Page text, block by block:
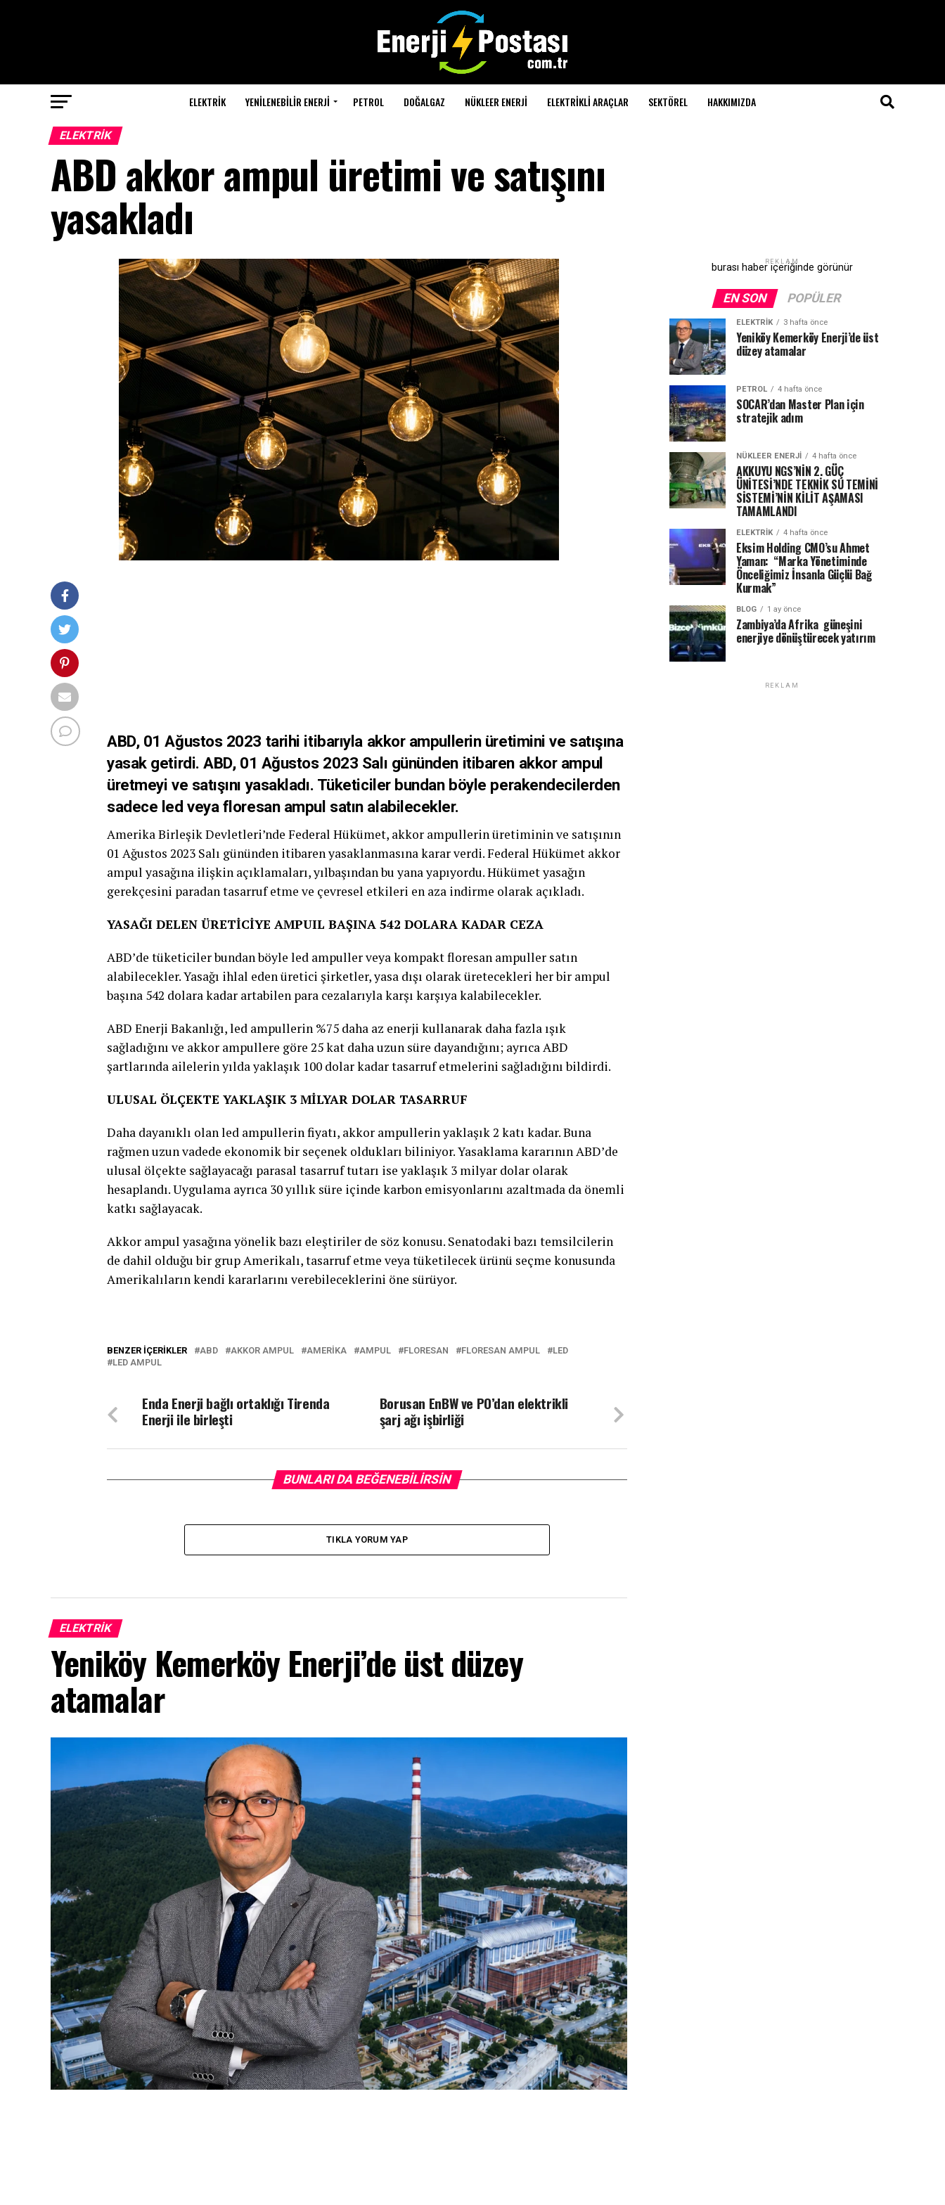
ELEKTRİK YENILENEBILIR ENERJI PETROL DOĞALGAZ NÜKLEER ENERJI ELEKTRIKLI ARAÇLAR SEKTÖREL HAKKIMIZDA
ELEKTRİK
ABD akkor ampul üretimi ve satışını
yasakladı
ABD, 01 Ağustos 2023 tarihi itibarıyla akkor ampullerin üretimini ve satışına
yasak getirdi. ABD, 01 Ağustos 2023 Salı gününden itibaren akkor ampul
üretmeyi ve satışını yasakladı. Tüketiciler bundan böyle perakendecilerden
sadece led veya floresan ampul satın alabilecekler.
Amerika Birleşik Devletleri’nde Federal Hükümet, akkor ampullerin üretiminin ve satışının
01 Ağustos 2023 Salı gününden itibaren yasaklanmasına karar verdi. Federal Hükümet akkor
ampul yasağına ilişkin açıklamaları, yılbaşından bu yana yapıyordu. Hükümet yasağın
gerekçesini paradan tasarruf etme ve çevresel etkileri en aza indirme olarak açıkladı.
YASAĞI DELEN ÜRETİCİYE AMPUIL BAŞINA 542 DOLARA KADAR CEZA
ABD’de tüketiciler bundan böyle led ampuller veya kompakt floresan ampuller satın
alabilecekler. Yasağı ihlal eden üretici şirketler, yasa dışı olarak üretecekleri her bir ampul
başına 542 dolara kadar artabilen para cezalarıyla karşı karşıya kalabilecekler.
ABD Enerji Bakanlığı, led ampullerin %75 daha az enerji kullanarak daha fazla ışık
sağladığını ve akkor ampullere göre 25 kat daha uzun süre dayandığını; ayrıca ABD
şartlarında ailelerin yılda yaklaşık 100 dolar kadar tasarruf etmelerini sağladığını bildirdi.
ULUSAL ÖLÇEKTE YAKLAŞIK 3 MİLYAR DOLAR TASARRUF
Daha dayanıklı olan led ampullerin fiyatı, akkor ampullerin yaklaşık 2 katı kadar. Buna
rağmen uzun vadede ekonomik bir seçenek oldukları biliniyor. Yasaklama kararının ABD’de
ulusal ölçekte sağlayacağı parasal tasarruf tutarı ise yaklaşık 3 milyar dolar olarak
hesaplandı. Uygulama ayrıca 30 yıllık süre içinde karbon emisyonlarını azaltmada da önemli
katkı sağlayacak.
Akkor ampul yasağına yönelik bazı eleştiriler de söz konusu. Senatodaki bazı temsilcilerin
de dahil olduğu bir grup Amerikalı, tasarruf etme veya tüketilecek ürünü seçme konusunda
Amerikalıların kendi kararlarını verebileceklerini öne sürüyor.
BENZER İÇERIKLER ABD AKKOR AMPUL AMERIKA AMPUL FLORESAN FLORESAN AMPUL
LED
LED AMPUL
Borusan EnBW ve PO’dan elektrikli
şarj ağı işbirliği
Enda Enerji bağlı ortaklığı Tirenda
Enerji ile birleşti
BUNLARI DA BEĞENEBILIRSIN
TIKLA YORUM YAP
ELEKTRİK
Yeniköy Kemerköy Enerji’de üst düzey
atamalar
REKLAM
burası haber içeriğinde görünür
EN SON POPÜLER
ELEKTRİK 3 hafta önce
Yeniköy Kemerköy Enerji’de üst
düzey atamalar
PETROL 4 hafta önce
SOCAR’dan Master Plan için
stratejik adım
NÜKLEER ENERJI 4 hafta önce
AKKUYU NGS’NİN 2. GÜÇ
ÜNİTESİ’NDE TEKNİK SU TEMİNİ
SİSTEMİ’NİN KİLİT AŞAMASI
TAMAMLANDI
ELEKTRİK 4 hafta önce
Eksim Holding CMO’su Ahmet
Yaman: “Marka Yönetiminde
Önceliğimiz İnsanla Güçlü Bağ
Kurmak”
BLOG 1 ay önce
Zambiya’da Afrika güneşini
enerjiye dönüştürecek yatırım
REKLAM